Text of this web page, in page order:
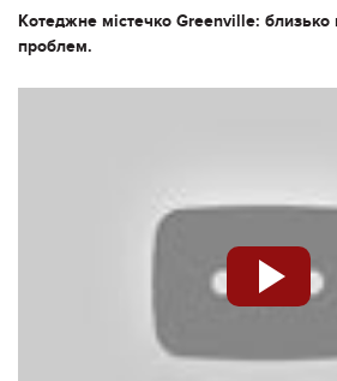
Котеджне містечко Greenville: близько
проблем.